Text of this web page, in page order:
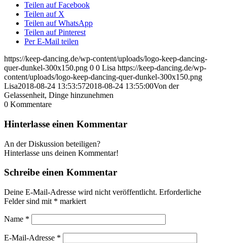
Teilen auf Facebook
Teilen auf X
Teilen auf WhatsApp
Teilen auf Pinterest
Per E-Mail teilen
https://keep-dancing.de/wp-content/uploads/logo-keep-dancing-
quer-dunkel-300x150.png 0 0 Lisa https://keep-dancing.de/wp-
content/uploads/logo-keep-dancing-quer-dunkel-300x150.png
Lisa2018-08-24 13:53:572018-08-24 13:55:00Von der
Gelassenheit, Dinge hinzunehmen
0 Kommentare
Hinterlasse einen Kommentar
An der Diskussion beteiligen?
Hinterlasse uns deinen Kommentar!
Schreibe einen Kommentar
Deine E-Mail-Adresse wird nicht veröffentlicht. Erforderliche
Felder sind mit * markiert
Name *
E-Mail-Adresse *